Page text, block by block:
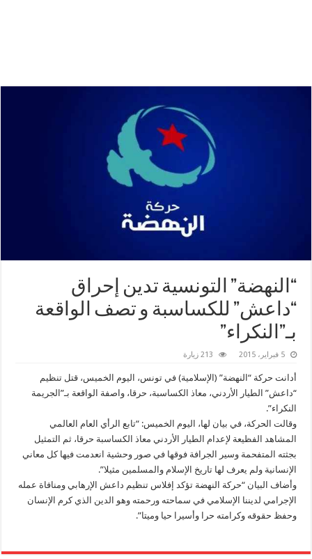
“النهضة” التونسية تدين إحراق
“‫‏داعش‬” للكساسبة و تصف الواقعة
بـ”النكراء”
5 فبراير، 2015 213 زيارة
أدانت حركة “النهضة” (الإسلامية) في تونس، اليوم الخميس، قتل تنظيم
“داعش” الطيار الأردني، معاذ الكساسبة، حرقا، واصفة الواقعة بـ”الجريمة
النكراء”.
وقالت الحركة، في بيان لها، اليوم الخميس: “تابع الرأي العام العالمي
المشاهد الفظيعة لإعدام الطيار الأردني معاذ الكساسبة حرقا، ثم التمثيل
بجثته المتفحمة وسير الجرافة فوقها في صور وحشية انعدمت فيها كل معاني
الإنسانية ولم يعرف لها تاريخ الإسلام والمسلمين مثيلا”.
وأضاف البيان “حركة النهضة تؤكد إفلاس تنظيم داعش الإرهابي ومنافاة عمله
الإجرامي لديننا الإسلامي في سماحته ورحمته وهو الدين الذي كرم الإنسان
وحفظ حقوقه وكرامته حرا وأسيرا حيا وميتا”.